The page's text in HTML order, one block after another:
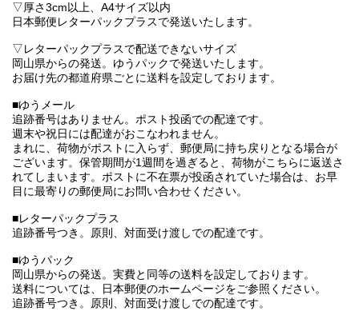
▽厚さ3cm以上、A4サイズ以内
日本郵便レターパックプラスで発送いたします。
▽レターパックプラスで配送できないサイズ
岡山県からの発送。ゆうパックで発送いたします。
お届け先の都道府県ごとに送料を設定しております。
■ゆうメール
追跡番号はありません。ポスト投函での配達です。
週末や祝日には配達がおこなわれません。
まれに、荷物がポストに入らず、郵便局に持ち戻りとなる場合が
ございます。保管期間が1週間を過ぎると、荷物がこちらに返送さ
れてしまいます。ポストに不在票が投函されていた場合は、お早
目に最寄りの郵便局にお問い合わせください。
■レターパックプラス
追跡番号つき。原則、対面受け渡しでの配達です。
■ゆうパック
岡山県からの発送。実費と同等の送料を設定しております。
送料については、日本郵便のホームページをご参照ください。
追跡番号つき。原則、対面受け渡しでの配達です。